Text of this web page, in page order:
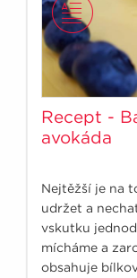
Recept -
avokáda
Nejtěžší je na
udržet a
vskutku
mícháme a
obsahuje